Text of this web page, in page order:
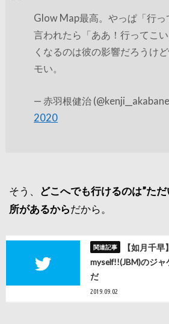
Glow Map最高。やっぱ「行っ
言われたら「ああ！行ってこ
くなるのは彼の影響だろうけ
モい。
— 赤羽根健治
2020
そう、 どこへでも行けるのは”た
所があるからだから。
【如月千
myself!!(JBM)のジ
だ
2019.09.02